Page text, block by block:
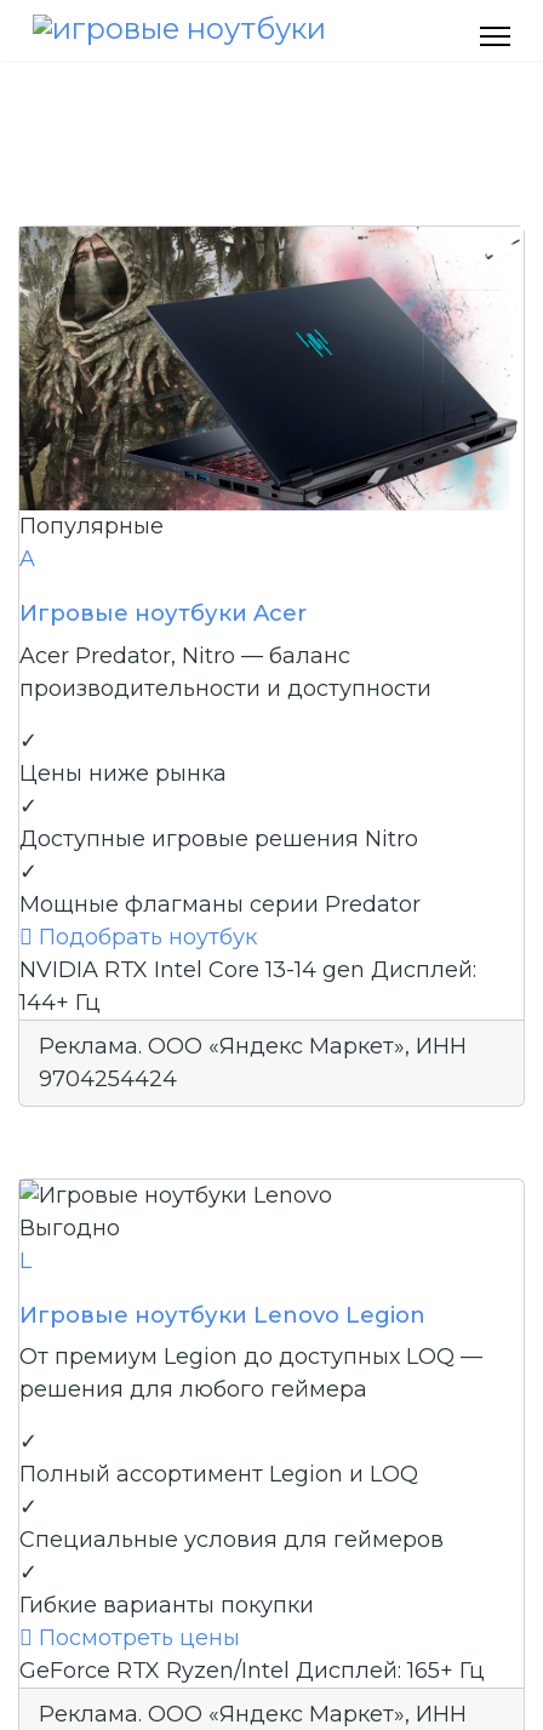
Популярные
A
Игровые ноутбуки Acer
Acer Predator, Nitro — баланс
производительности и доступности
✓
Цены ниже рынка
✓
Доступные игровые решения Nitro
✓
Мощные флагманы серии Predator
 Подобрать ноутбук
NVIDIA RTX Intel Core 13-14 gen Дисплей:
144+ Гц
Реклама. ООО «Яндекс Маркет», ИНН
9704254424
Выгодно
L
Игровые ноутбуки Lenovo Legion
От премиум Legion до доступных LOQ —
решения для любого геймера
✓
Полный ассортимент Legion и LOQ
✓
Специальные условия для геймеров
✓
Гибкие варианты покупки
 Посмотреть цены
GeForce RTX Ryzen/Intel Дисплей: 165+ Гц
Реклама. ООО «Яндекс Маркет», ИНН